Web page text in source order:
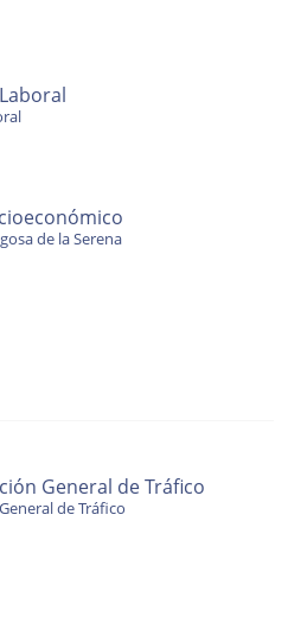
de la Serena
General de Tráfico
de Tráfico